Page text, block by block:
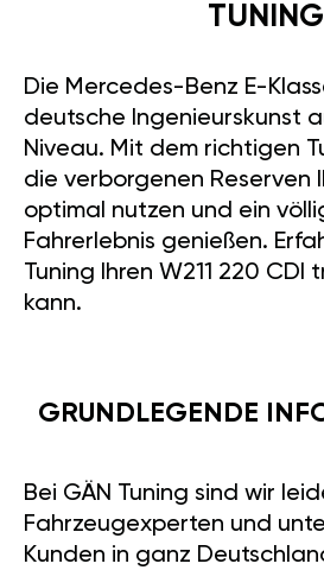
TUNING
Die Mercedes-Benz E-
deutsche Ingenieurskunst
Niveau. Mit dem richtigen
die verborgenen Reserven
optimal nutzen und ein
Fahrerlebnis genießen.
Tuning Ihren W211 220 CDI
kann.
GRUNDLEGENDE
Bei GÄN Tuning sind wir
Fahrzeugexperten und
Kunden in ganz